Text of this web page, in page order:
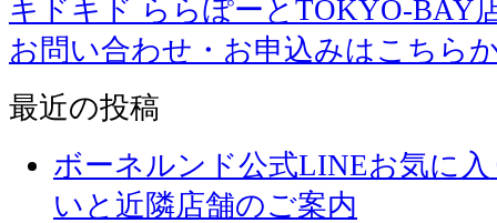
キドキド ららぽーとTOKYO-BAY
お問い合わせ・お申込みはこちら
最近の投稿
ボーネルンド公式LINEお気に
いと近隣店舗のご案内